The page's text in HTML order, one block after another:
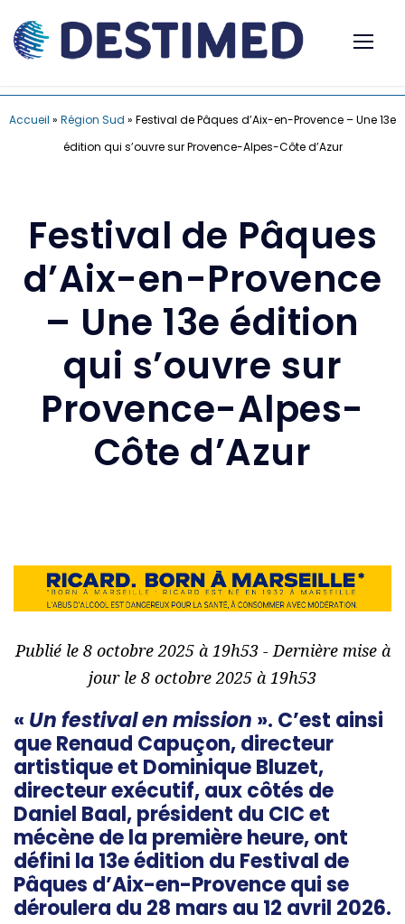
Accueil » Région Sud » Festival de Pâques d’Aix-en-Provence – Une 13e
édition qui s’ouvre sur Provence-Alpes-Côte d’Azur
Festival de Pâques
d’Aix-en-Provence
– Une 13e édition
qui s’ouvre sur
Provence-Alpes-
Côte d’Azur
Publié le 8 octobre 2025 à 19h53 - Dernière mise à
jour le 8 octobre 2025 à 19h53
« Un festival en mission ». C’est ainsi
que Renaud Capuçon, directeur
artistique et Dominique Bluzet,
directeur exécutif, aux côtés de
Daniel Baal, président du CIC et
mécène de la première heure, ont
défini la 13e édition du Festival de
Pâques d’Aix-en-Provence qui se
déroulera du 28 mars au 12 avril 2026.